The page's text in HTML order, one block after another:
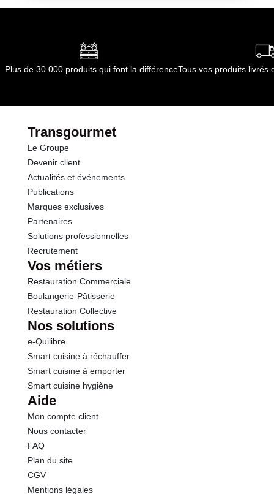
Kilojoules 116 kj
dont Acides gras saturés 0.13 g
dont Sucres
Fibres
Protéines
Sel
Sodium
Plus de 30 000 produits qui font la différenceTous vos produits livrés
Transgourmet
Le Groupe
Devenir client
Actualités et événements
Publications
Marques exclusives
Partenaires
Solutions professionnelles
Recrutement
Vos métiers
Restauration Commerciale
Boulangerie-Pâtisserie
Restauration Collective
Nos solutions
e-Quilibre
Smart cuisine à réchauffer
Smart cuisine à emporter
Smart cuisine hygiène
Aide
Mon compte client
Nous contacter
FAQ
Plan du site
CGV
Mentions légales